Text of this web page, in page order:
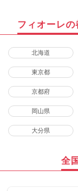
フィオーレ
北海道
東京都
京都府
岡山県
大分県
全